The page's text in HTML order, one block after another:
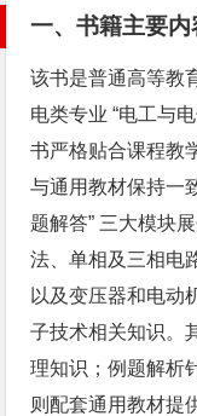
一、书籍主要内
该书是普通高等教
电类专业 “电工与
书严格贴合课程教
与通用教材保持一
题解答” 三大模块
法、单相及三相电
以及变压器和电动
子技术相关知识。
理知识；例题解析
则配套通用教材提